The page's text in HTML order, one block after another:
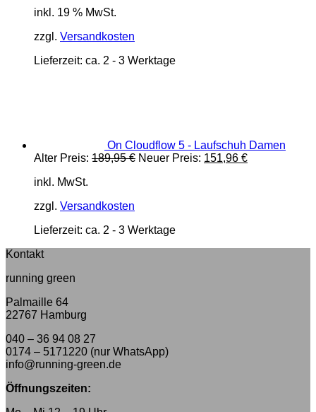
war:
inkl. 19 % MwSt.
zzgl. Versandkosten
Lieferzeit: ca. 2 - 3 Werktage
On Cloudflow 5 - Laufschuh Damen
Alter Preis: 189,95€ Ursprünglicher
Neuer Preis: 151,96 €Aktueller
inkl. MwSt.
zzgl. Versandkosten
Lieferzeit: ca. 2 - 3 Werktage
Kontakt
running green
Palmaille 64
22767 Hamburg
040 – 36 94 08 27
0174 – 5171220 (nur WhatsApp)
info@running-green.de
Öffnungszeiten: